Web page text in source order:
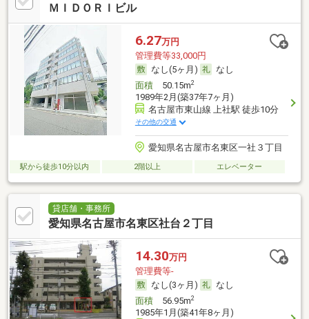
ＭＩＤＯＲＩビル
6.27万円
管理費等33,000円
なし(5ヶ月)
なし
面積50.15m2
1989年2月(築37年7ヶ月)
名古屋市東山線 上社駅 徒歩10分
その他の交通
愛知県名古屋市名東区一社３丁目
駅から徒歩10分以内 2階以上 エレベーター
貸店舗・事務所
愛知県名古屋市名東区社台２丁目
14.30万円
管理費等-
なし(3ヶ月)
なし
面積56.95m2
1985年1月(築41年8ヶ月)